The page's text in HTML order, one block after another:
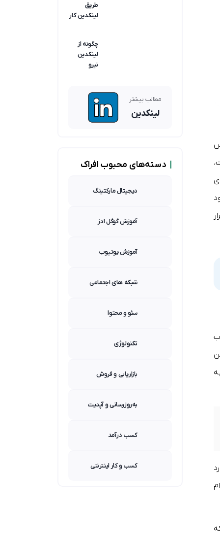
شخصی
طریق
لینکدین کار
لینکدین)
چگونه از
لینکدین
نیرو
(راهنمای
جذب نیرو)
مطالب بیشتر
لینکدین
| دسته‌های محبوب افراک
دیجیتال مارکتینگ
آموزش گوگل ادز
آموزش یوتیوب
شبکه های اجتماعی
سئو و محتوا
تکنولوژی
بازاریابی و فروش
به‌روزرسانی و آپدیت
کسب درآمد
کسب و کار اینترنتی